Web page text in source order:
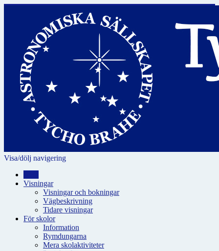
Visa/dölj navigering
Visningar
Visningar och bokningar
Vägbeskrivning
Tidare visningar
För skolor
Information
Rymdungarna
Mera skolaktiviteter